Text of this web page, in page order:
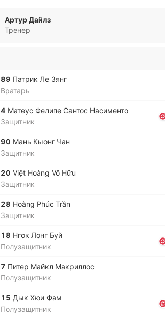
Артур Дайлз
Тренер
89 Патрик Ле Зянг
Вратарь
4 Матеус Фелипе Сантос На­си­ме­нто
Защитник
90 Мань Кыонг Чан
Защитник
20 Việt Hoàng Võ Hữu
Защитник
28 Hoàng Phúc Trần
Защитник
18 Нгок Лонг Буй
Полузащитник
7 Питер Майкл Ма­кри­ллос
Полузащитник
15 Дык Хюи Фам
Полузащитник